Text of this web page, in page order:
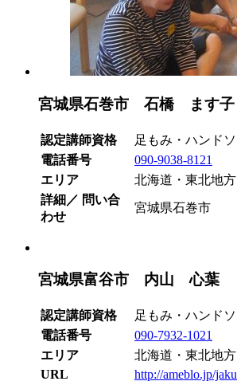
宮城県石巻市 石橋 ます子
認定講師資格
足もみ・ハンド
電話番号
090-9038-8121
エリア
北海道・東北地方
詳細／ 問い合
わせ
宮城県石巻市
宮城県富谷市 内山 心葉
認定講師資格
足もみ・ハンド
電話番号
090-7932-1021
エリア
北海道・東北地方
URL
http://ameblo.jp/